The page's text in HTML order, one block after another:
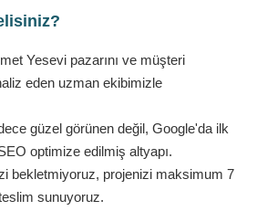
Yesevi pazarını ve müşteri
eden uzman ekibimizle
güzel görünen değil, Google'da ilk
optimize edilmiş altyapı.
bekletmiyoruz, projenizi maksimum 7
sunuyoruz.